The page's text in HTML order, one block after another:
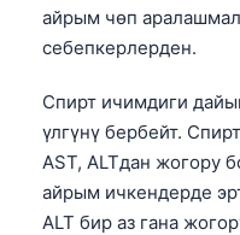
айрым чөп
себепкерлерден.
Спирт ичимдиги
үлгүнү бербейт.
AST, ALTдан жогору
айрым ичкендерде
ALT бир аз гана
Azərbaycan dili
Eesti
Čeština
ქართული